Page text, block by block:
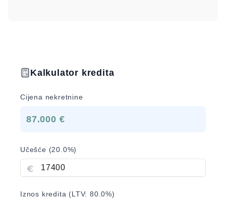
Kalkulator kredita
Cijena nekretnine
87.000 €
Učešće (20.0%)
Iznos kredita (LTV:80.0%)